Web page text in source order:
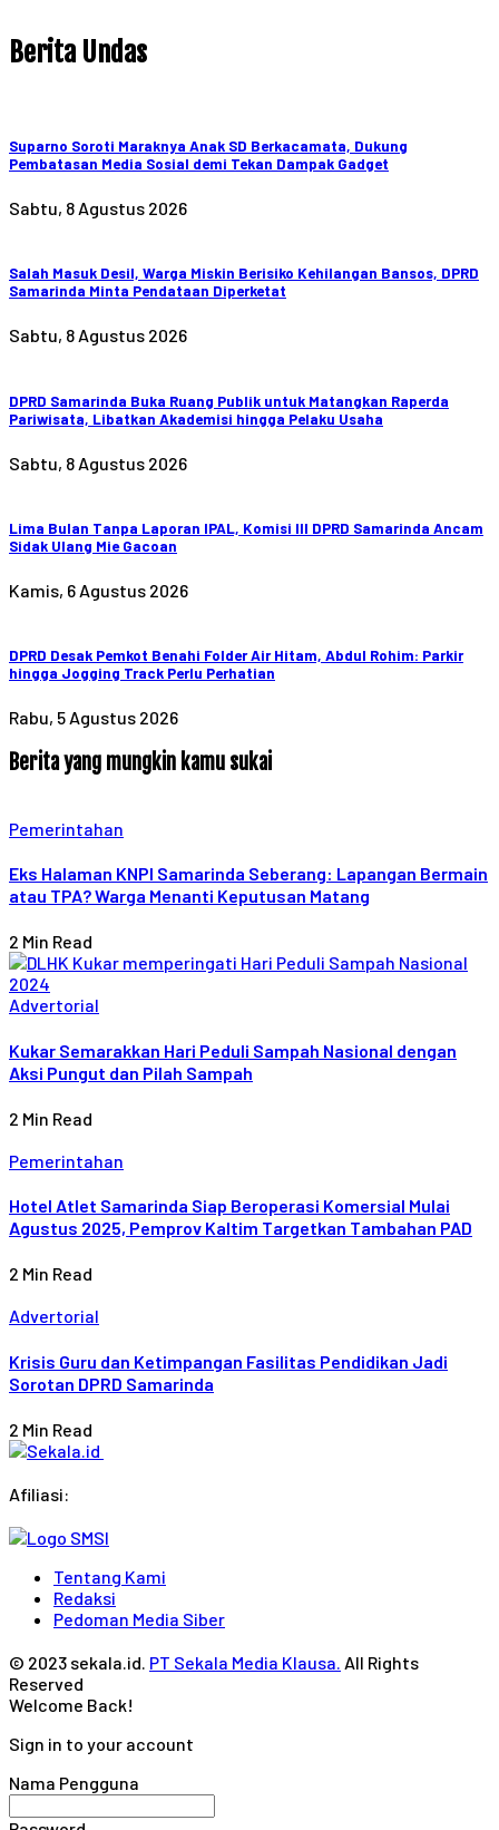
Berita Undas
Suparno Soroti Maraknya Anak SD Berkacamata, Dukung
Pembatasan Media Sosial demi Tekan Dampak Gadget
Sabtu, 8 Agustus 2026
Salah Masuk Desil, Warga Miskin Berisiko Kehilangan Bansos, DPRD
Samarinda Minta Pendataan Diperketat
Sabtu, 8 Agustus 2026
DPRD Samarinda Buka Ruang Publik untuk Matangkan Raperda
Pariwisata, Libatkan Akademisi hingga Pelaku Usaha
Sabtu, 8 Agustus 2026
Lima Bulan Tanpa Laporan IPAL, Komisi III DPRD Samarinda Ancam
Sidak Ulang Mie Gacoan
Kamis, 6 Agustus 2026
DPRD Desak Pemkot Benahi Folder Air Hitam, Abdul Rohim: Parkir
hingga Jogging Track Perlu Perhatian
Rabu, 5 Agustus 2026
Berita yang mungkin kamu sukai
Pemerintahan
Eks Halaman KNPI Samarinda Seberang: Lapangan Bermain
atau TPA? Warga Menanti Keputusan Matang
2 Min Read
Advertorial
Kukar Semarakkan Hari Peduli Sampah Nasional dengan
Aksi Pungut dan Pilah Sampah
2 Min Read
Pemerintahan
Hotel Atlet Samarinda Siap Beroperasi Komersial Mulai
Agustus 2025, Pemprov Kaltim Targetkan Tambahan PAD
2 Min Read
Advertorial
Krisis Guru dan Ketimpangan Fasilitas Pendidikan Jadi
Sorotan DPRD Samarinda
2 Min Read
Afiliasi:
Tentang Kami
Redaksi
Pedoman Media Siber
© 2023 sekala.id. PT Sekala Media Klausa. All Rights
Reserved
Welcome Back!
Sign in to your account
Nama Pengguna